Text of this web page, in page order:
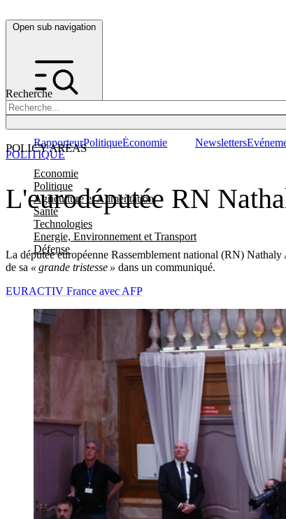
Open sub navigation
Recherche
POLICY AREAS
Economie
Politique
Agriculture et Alimentation
Santé
Technologies
Energie, Environnement et Transport
Défense
RapporteurPolitiqueÉconomie Newsletters
L'eurodéputée RN
La députée européenne Rassemblement national (RN)
de sa « grande tristesse » dans un communiqué.
POLITIQUE
EURACTIV France avec AFP